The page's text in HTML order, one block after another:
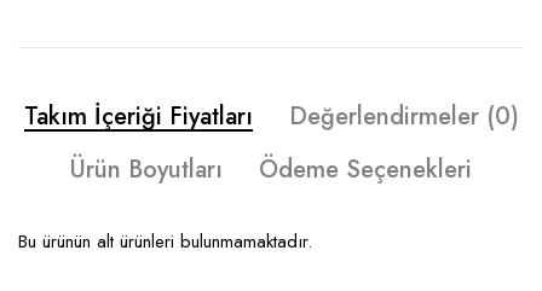
Takım İçeriği Fiyatları
Değerlendirmeler (0)
Ürün Boyutları
Ödeme Seçenekleri
Bu ürünün alt ürünleri bulunmamaktadır.